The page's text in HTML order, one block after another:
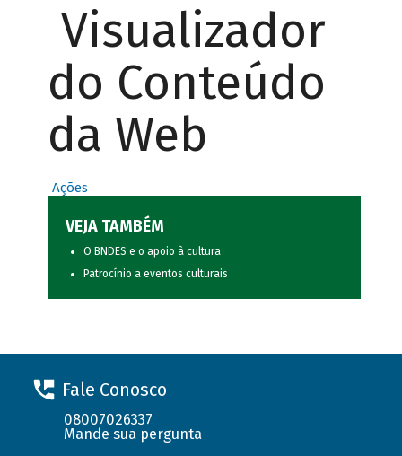
Visualizador
do Conteúdo
da Web
Ações
VEJA TAMBÉM
O BNDES e o apoio à cultura
Patrocínio a eventos culturais
Fale Conosco
08007026337
Mande sua pergunta